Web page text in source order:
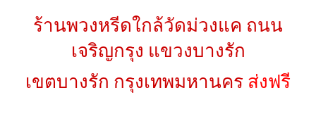
ร้านพวงหรีดใกล้วัดม่วงแค ถนน
เจริญกรุง แขวงบางรัก
เขตบางรัก กรุงเทพมหานคร ส่งฟรี